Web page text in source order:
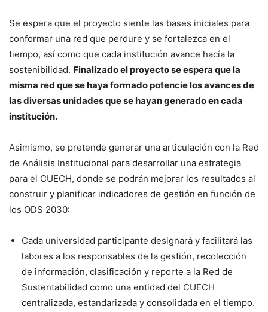
Se espera que el proyecto siente las bases iniciales para
conformar una red que perdure y se fortalezca en el
tiempo, así como que cada institución avance hacía la
sostenibilidad. Finalizado el proyecto se espera que la
misma red que se haya formado potencie los avances de
las diversas unidades que se hayan generado en cada
institución.
Asimismo, se pretende generar una articulación con la Red
de Análisis Institucional para desarrollar una estrategia
para el CUECH, donde se podrán mejorar los resultados al
construir y planificar indicadores de gestión en función de
los ODS 2030:
Cada universidad participante designará y facilitará las
labores a los responsables de la gestión, recolección
de información, clasificación y reporte a la Red de
Sustentabilidad como una entidad del CUECH
centralizada, estandarizada y consolidada en el tiempo.